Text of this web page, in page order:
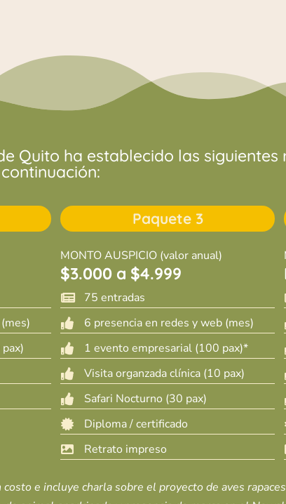
Quito ha establecido las
continuación:
Paquete 3
MONTO AUSPICIO (valor anual)
$3.000 a $4.999
 75 entradas
 6 presencia en redes y web (mes)
 1 evento empresarial (100 pax)*
 Visita organzada clínica (10 pax)
 Safari Nocturno (30 pax)
 Diploma / certificado
 Retrato impreso
e incluye charla sobre el proyecto de aves